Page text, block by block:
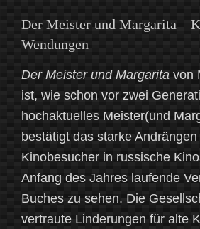
Der Meister und Margarita –
Wendungen
Der Meister und Margarita von
ist, wie schon vor zwei
hochaktuelles Meister(und
bestätigt das starke
Kinobesucher in russische
Anfang des Jahres laufende
Buches zu sehen. Die
vertraute Linderungen für alte